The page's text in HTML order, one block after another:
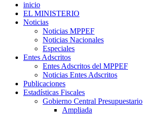
inicio
EL MINISTERIO
Noticias
Noticias MPPEF
Noticias Nacionales
Especiales
Entes Adscritos
Entes Adscritos del MPPEF
Noticias Entes Adscritos
Publicaciones
Estadísticas Fiscales
Gobierno Central Presupuestario
Ampliada